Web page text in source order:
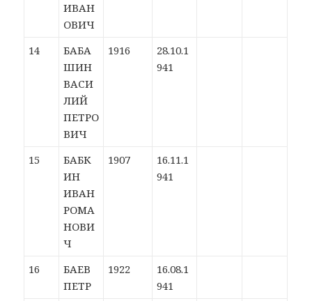
ИВАН
ОВИЧ
14
БАБА
ШИН
ВАСИ
ЛИЙ
ПЕТРО
ВИЧ
1916
28.10.1
941
15
БАБК
ИН
ИВАН
РОМА
НОВИ
Ч
1907
16.11.1
941
16
БАЕВ
ПЕТР
1922
16.08.1
941